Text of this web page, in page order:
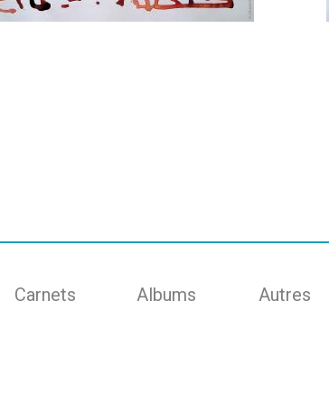
Carnets Albums Autres